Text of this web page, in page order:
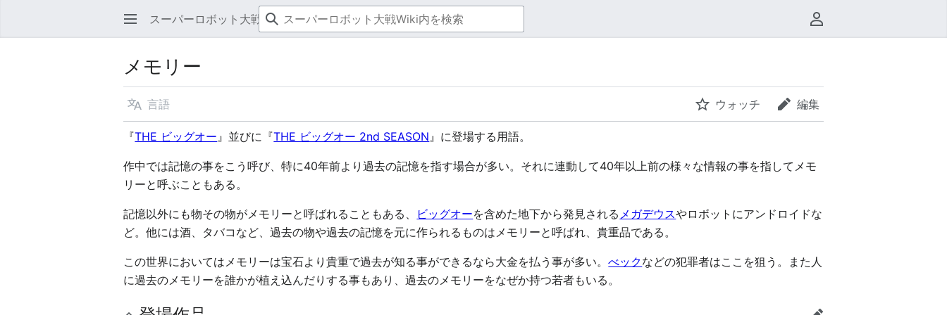
スーパーロボット大戦Wiki 利用者メニュー
メモリー
言語 ウォッチ 編集
『THE ビッグオー』並びに『THE ビッグオー 2nd SEASON』に登場する用語。
作中では記憶の事をこう呼び、特に40年前より過去の記憶を指す場合が多い。それに連動して40年以上前の様々な情報の事を指してメモ
リーと呼ぶこともある。
記憶以外にも物その物がメモリーと呼ばれることもある、 ビッグオーを含めた地下から発見される メガデウスやロボットにアンドロイドな
ど。他には酒、タバコなど、過去の物や過去の記憶を元に作られるものはメモリーと呼ばれ、貴重品である。
この世界においてはメモリーは宝石より貴重で過去が知る事ができるなら大金を払う事が多い。べックなどの犯罪者はここを狙う。また人
に過去のメモリーを誰かが植え込んだりする事もあり、過去のメモリーをなぜか持つ若者もいる。